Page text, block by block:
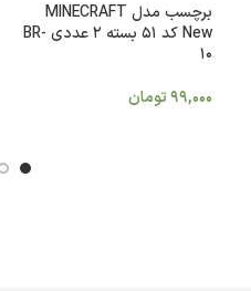
برچسب مدل MINECRAFT
New کد 51 بسته 2 عددی BR-
10
99,000تومان